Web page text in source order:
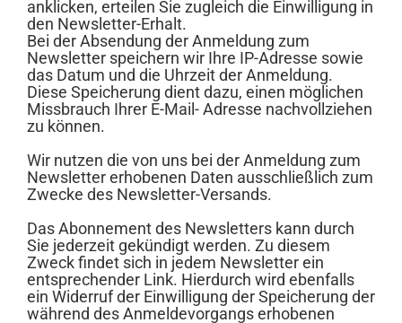
anklicken, erteilen Sie zugleich die Einwilligung in
den Newsletter-Erhalt.
Bei der Absendung der Anmeldung zum
Newsletter speichern wir Ihre IP-Adresse sowie
das Datum und die Uhrzeit der Anmeldung.
Diese Speicherung dient dazu, einen möglichen
Missbrauch Ihrer E-Mail- Adresse nachvollziehen
zu können.
Wir nutzen die von uns bei der Anmeldung zum
Newsletter erhobenen Daten ausschließlich zum
Zwecke des Newsletter-Versands.
Das Abonnement des Newsletters kann durch
Sie jederzeit gekündigt werden. Zu diesem
Zweck findet sich in jedem Newsletter ein
entsprechender Link. Hierdurch wird ebenfalls
ein Widerruf der Einwilligung der Speicherung der
während des Anmeldevorgangs erhobenen